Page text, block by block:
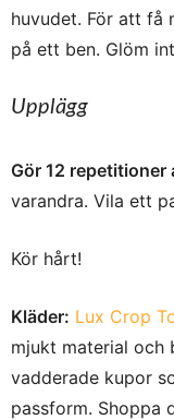
huvudet. För att få
på ett ben. Glöm
Upplägg
Gör 12
varandra. Vila ett
Kör hårt!
Kläder: Lux Crop
mjukt material och
vadderade kupor
passform. Shoppa